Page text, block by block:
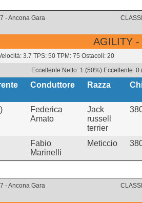
- Ancona Gara
AGILITY -
3.7 TPS: 50 TPM: 75 Ostacoli: 20
Eccellente Netto: 1 (50%) Eccellente:
Conduttore Razza
Federica
Amato
Jack
russell
terrier
Fabio
Marinelli
Meticcio
- Ancona Gara